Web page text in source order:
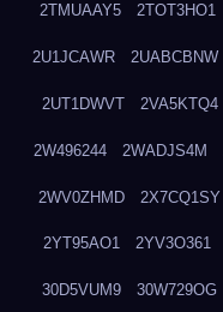
2TMUAAY5 2TOT3HO1
2U1JCAWR 2UABCBNW
2UT1DWVT 2VA5KTQ4
2W496244 2WADJS4M
2WV0ZHMD 2X7CQ1SY
2YT95AO1 2YV3O361
30D5VUM9 30W729OG